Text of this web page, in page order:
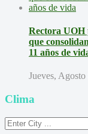
Rectora UOH
que
11 años de
Jueves,
Clima